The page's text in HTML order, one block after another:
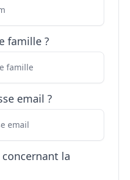
famille ?
email ?
la